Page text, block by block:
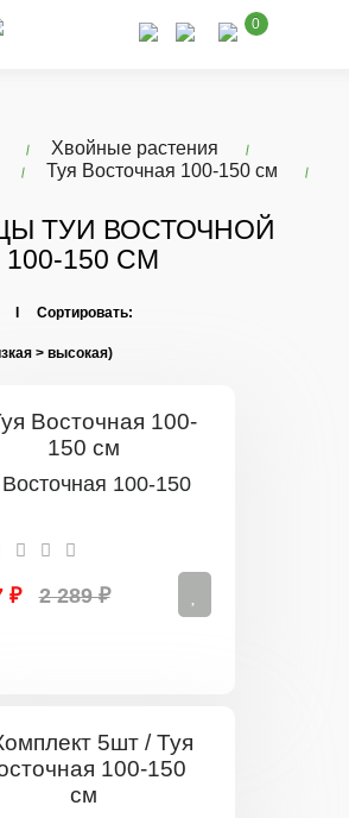
0
Хвойные растения
Туя Восточная 100-150 см
ТУИ ВОСТОЧНОЙ
100-150 СМ
I Сортировать:
100-150
₽ 2 289 ₽